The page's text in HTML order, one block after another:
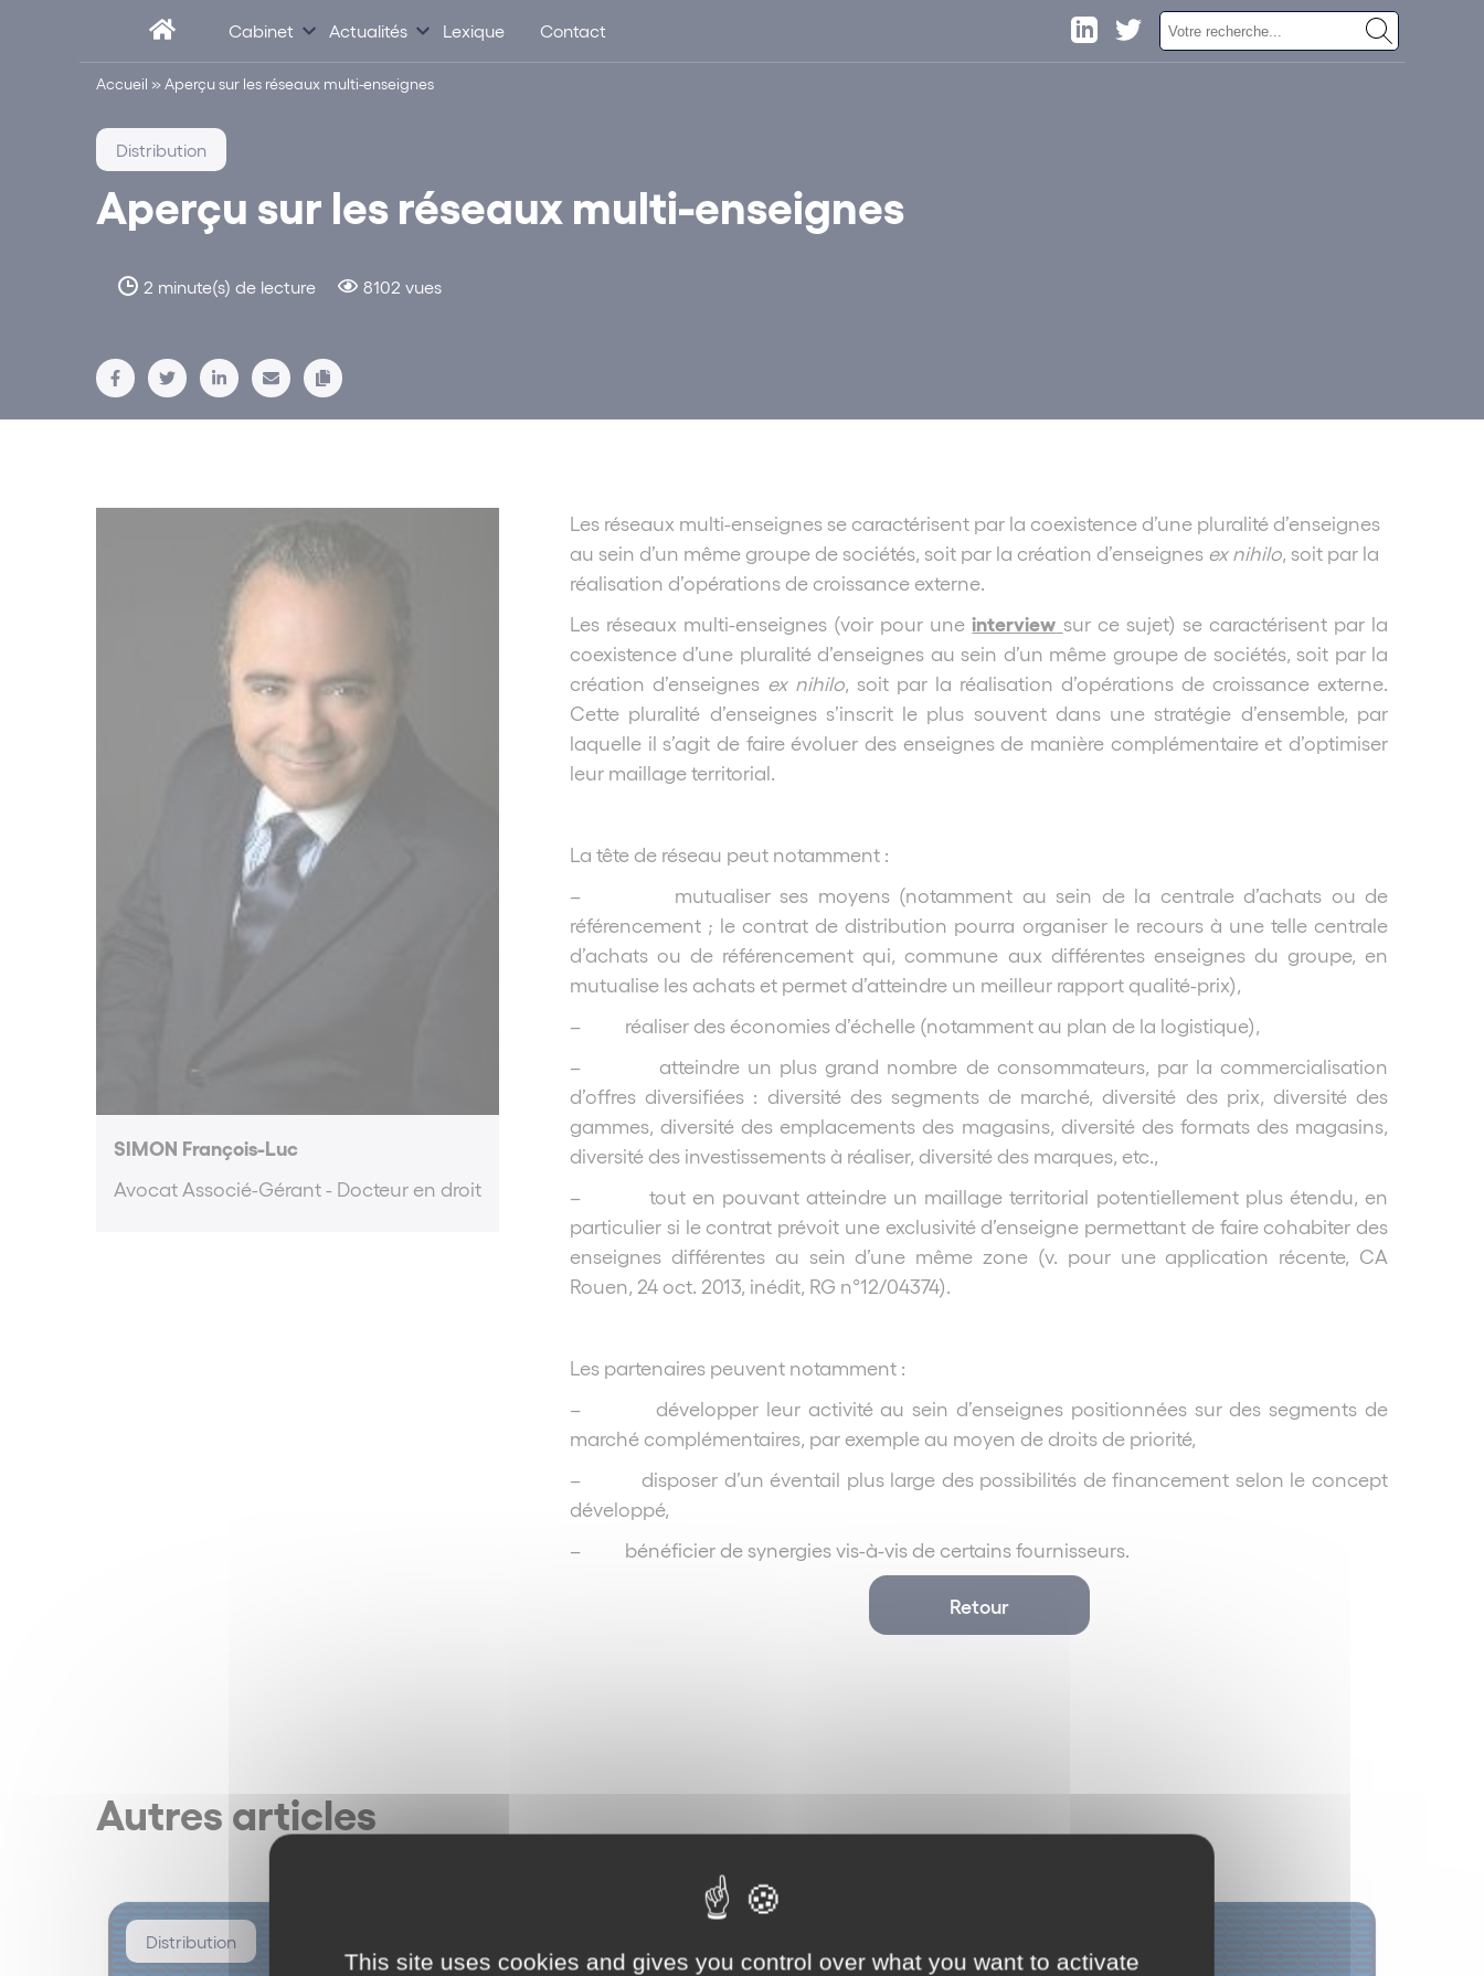
Cabinet Actualités Lexique Contact
Accueil »Aperçu sur les réseaux multi-enseignes
Aperçu sur les réseaux multi-enseignes
2 minute(s) de lecture 8102 vues
Distribution
SIMON François-Luc
Avocat Associé-Gérant - Docteur en droit
Les réseaux multi-enseignes se caractérisent par la coexistence d’une pluralité d’enseignes
au sein d’un même groupe de sociétés, soit par la création d’enseignes ex nihilo, soit par la
réalisation d’opérations de croissance externe.
Les réseaux multi-enseignes (voir pour uneinterview sur ce sujet) se caractérisent par la
coexistence d’une pluralité d’enseignes au sein d’un même groupe de sociétés, soit par la
création d’enseignes ex nihilo, soit par la réalisation d’opérations de croissance externe.
Cette pluralité d’enseignes s’inscrit le plus souvent dans une stratégie d’ensemble, par
laquelle il s’agit de faire évoluer des enseignes de manière complémentaire et d’optimiser
leur maillage territorial.
La tête de réseau peut notamment :
– mutualiser ses moyens (notamment au sein de la centrale d’achats ou de
référencement ; le contrat de distribution pourra organiser le recours à une telle centrale
d’achats ou de référencement qui, commune aux différentes enseignes du groupe, en
mutualise les achats et permet d’atteindre un meilleur rapport qualité-prix),
– réaliser des économies d’échelle (notamment au plan de la logistique),
– atteindre un plus grand nombre de consommateurs, par la commercialisation
d’offres diversifiées : diversité des segments de marché, diversité des prix, diversité des
gammes, diversité des emplacements des magasins, diversité des formats des magasins,
diversité des investissements à réaliser, diversité des marques, etc.,
– tout en pouvant atteindre un maillage territorial potentiellement plus étendu, en
particulier si le contrat prévoit une exclusivité d’enseigne permettant de faire cohabiter des
enseignes différentes au sein d’une même zone (v. pour une application récente, CA
Rouen, 24 oct. 2013, inédit, RG n°12/04374).
Les partenaires peuvent notamment :
– développer leur activité au sein d’enseignes positionnées sur des segments de
marché complémentaires, par exemple au moyen de droits de priorité,
– disposer d’un éventail plus large des possibilités de financement selon le concept
développé,
– bénéficier de synergies vis-à-vis de certains fournisseurs.
Retour
Autres articles
Distribution
This site uses cookies and gives you control over what you want to activate